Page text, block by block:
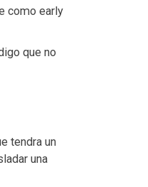
como early
que no
tendra un
una